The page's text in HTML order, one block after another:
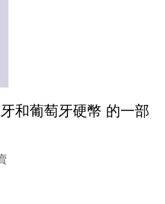
和葡萄牙硬幣 的一部